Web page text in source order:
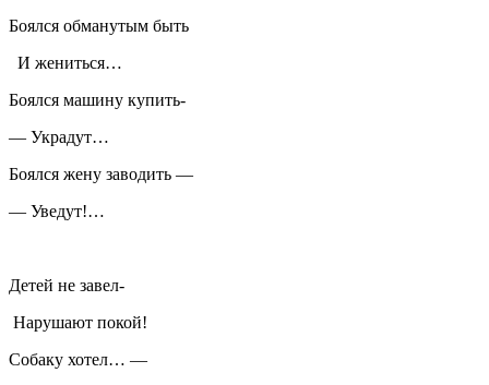
Боялся обманутым быть
И жениться…
Боялся машину купить-
— Украдут…
Боялся жену заводить —
— Уведут!…
Детей не завел-
Нарушают покой!
Собаку хотел… —